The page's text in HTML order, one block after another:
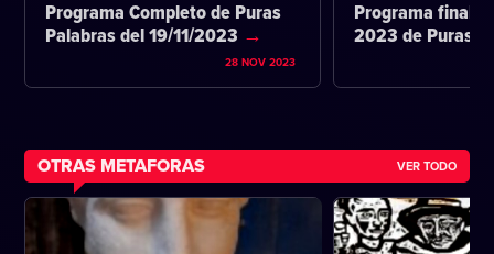
Programa Completo de Puras
Palabras del 19/11/2023
28 NOV 2023
Programa final
2023 de Puras
OTRAS METAFORAS VER TODO